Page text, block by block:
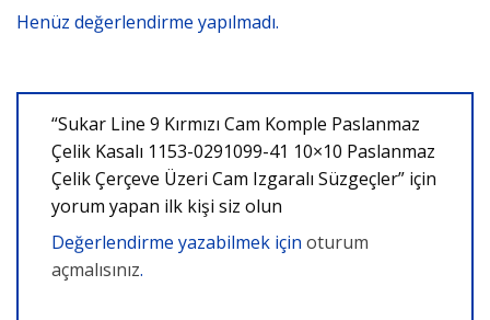
Henüz değerlendirme yapılmadı.
“Sukar Line 9 Kırmızı Cam Komple Paslanmaz
Çelik Kasalı 1153-0291099-41 10×10 Paslanmaz
Çelik Çerçeve Üzeri Cam Izgaralı Süzgeçler” için
yorum yapan ilk kişi siz olun
Değerlendirme yazabilmek için oturum
açmalısınız.